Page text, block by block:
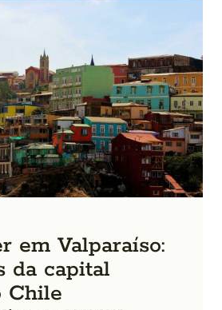
em Valparaíso:
da capital
Chile